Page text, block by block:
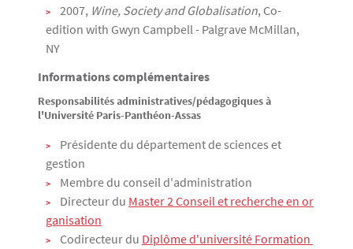
2007, Wine, Society and Globalisation, Co-
edition with Gwyn Campbell - Palgrave McMillan,
NY
Informations complémentaires
Responsabilités administratives/pédagogiques à
l'Université Paris-Panthéon-Assas
Présidente du département de sciences et
gestion
Membre du conseil d'administration
Directeur du Master 2 Conseil et recherche en or
ganisation
Codirecteur du Diplôme d'université Formation